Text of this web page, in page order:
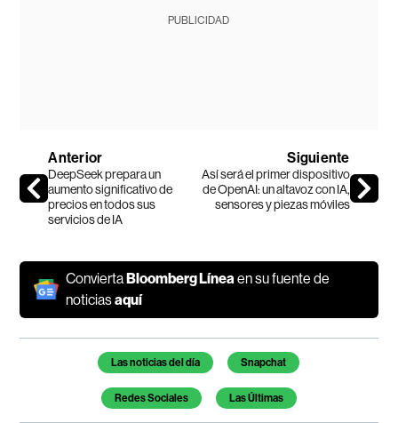
PUBLICIDAD
Anterior
DeepSeek prepara un
aumento significativo de
precios en todos sus
servicios de IA
Siguiente
Así será el primer dispositivo
de OpenAI: un altavoz con IA,
sensores y piezas móviles
ConviertaBloomberg Línea en su fuente de
noticiasaquí
Temas de este artículo
Las noticias del día Snapchat
Redes Sociales Las Últimas